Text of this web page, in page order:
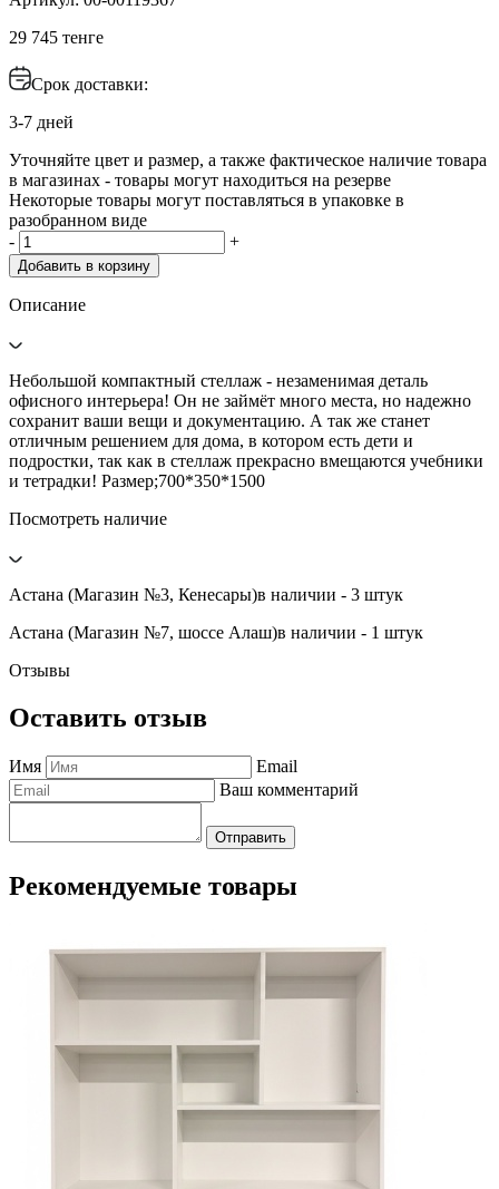
29 745 тенге
Срок доставки:
3-7 дней
Уточняйте цвет и размер, а также фактическое наличие товара
в магазинах - товары могут находиться на резерве
Некоторые товары могут поставляться в упаковке в
разобранном виде
-
+
Добавить в корзину
Описание
Небольшой компактный стеллаж - незаменимая деталь
офисного интерьера! Он не займёт много места, но надежно
сохранит ваши вещи и документацию. А так же станет
отличным решением для дома, в котором есть дети и
подростки, так как в стеллаж прекрасно вмещаются учебники
и тетрадки! Размер;700*350*1500
Посмотреть наличие
Астана (Магазин №3, Кенесары)в наличии - 3 штук
Астана (Магазин №7, шоссе Алаш)в наличии - 1 штук
Отзывы
Оставить отзыв
Имя
Email
Ваш комментарий
Отправить
Рекомендуемые товары